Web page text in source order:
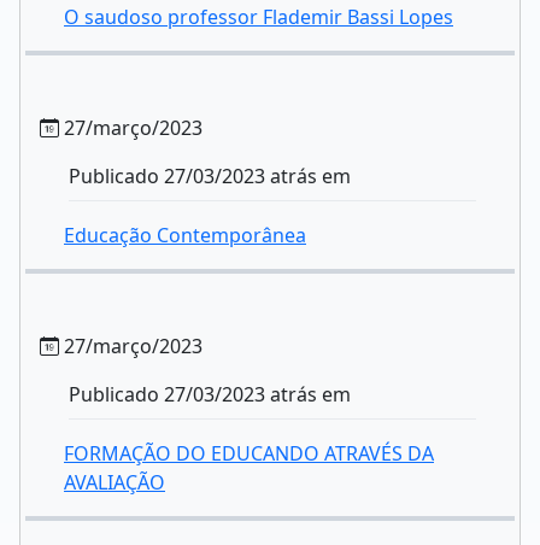
O saudoso professor Flademir Bassi Lopes
27/março/2023
Publicado 27/03/2023 atrás em
Educação Contemporânea
27/março/2023
Publicado 27/03/2023 atrás em
FORMAÇÃO DO EDUCANDO ATRAVÉS DA
AVALIAÇÃO